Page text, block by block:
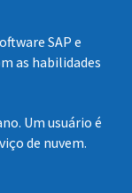
SAP e
as habilidades
Um usuário é
de nuvem.